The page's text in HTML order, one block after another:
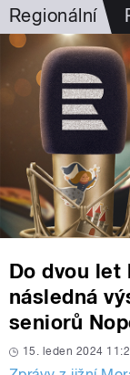
Regionální
Do dvou let
následná
seniorů
15. leden 2024